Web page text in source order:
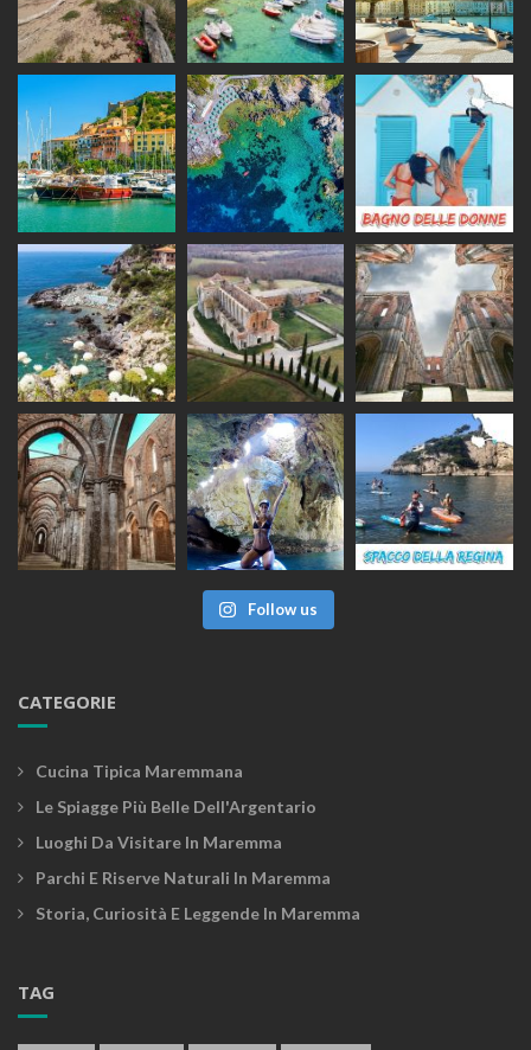
Follow us
CATEGORIE
Cucina Tipica Maremmana
Le Spiagge Più Belle Dell'Argentario
Luoghi Da Visitare In Maremma
Parchi E Riserve Naturali In Maremma
Storia, Curiosità E Leggende In Maremma
TAG